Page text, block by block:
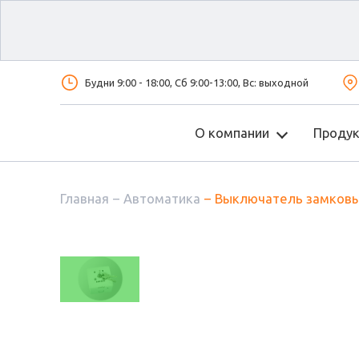
Будни 9:00 - 18:00, Сб 9:00-13:00, Вс: выходной
О компании
Главная Автоматика Выключатель